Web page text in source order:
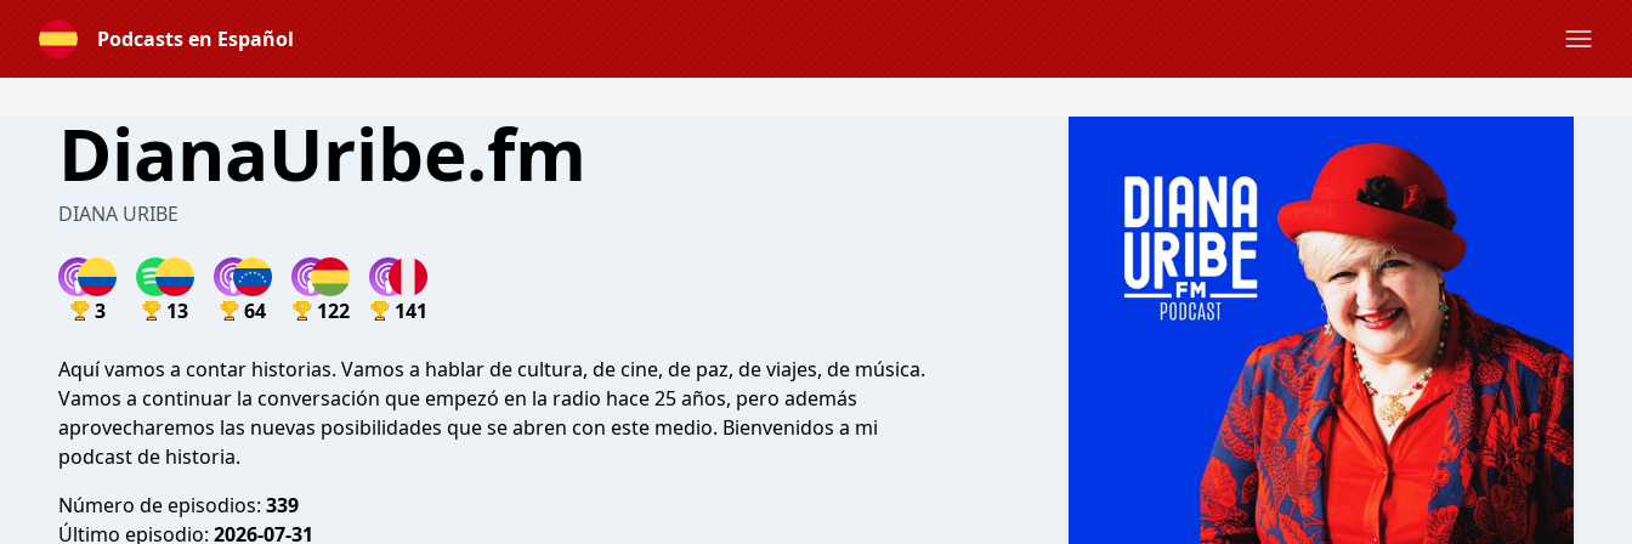
Podcasts en Español
DianaUribe.fm
DIANA URIBE
3 13 64 122 141
Aquí vamos a contar historias. Vamos a hablar de cultura, de cine, de paz, de viajes, de música.
Vamos a continuar la conversación que empezó en la radio hace 25 años, pero además
aprovecharemos las nuevas posibilidades que se abren con este medio. Bienvenidos a mi
podcast de historia.
Número de episodios: 339
Último episodio: 2026-07-31